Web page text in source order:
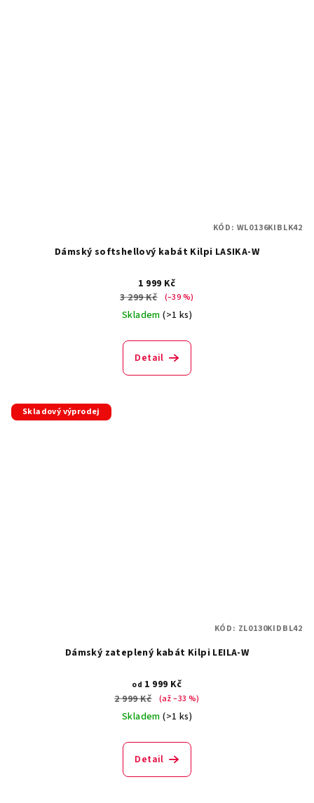
Dámský softshellový kabát Kilpi LASIKA-W
1 999 Kč
3 299 Kč
(–39 %)
Skladem(>1 ks)
Detail
KÓD: WL0136KIBLK42
Skladový výprodej
Dámský zateplený kabát Kilpi LEILA-W
od 1 999 Kč
2 999 Kč
(až –33 %)
Skladem(>1 ks)
Detail
KÓD: ZL0130KIDBL42